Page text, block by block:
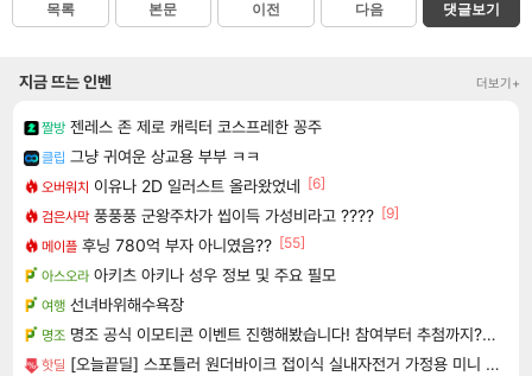
목록 본문 이전 다음 댓글보기
지금 뜨는 인벤 더보기+
짤방 젠레스 존 제로 캐릭터 코스프레한 꽁주
클립 그냥 귀여운 상교용 부부 ㅋㅋ
오버워치 이유나 2D 일러스트 올라왔었네 [6]
검은사막 풍풍풍 군왕주차가 씹이득 가성비라고 ???? [9]
메이플 후닝 780억 부자 아니였음?? [55]
아스오라 아키츠 아키나 성우 정보 및 주요 필모
여행 선녀바위해수욕장
명조 명조 공식 이모티콘 이벤트 진행해봤습니다! 참여부터 추첨까지????
핫딜 [오늘끝딜] 스포틀러 원더바이크 접이식 실내자전거 가정용 미니 헬스 사이클 유산소 홈트 운동 기구